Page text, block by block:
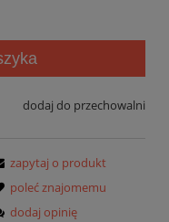
dodaj do przechowalni
zapytaj o produkt
poleć znajomemu
dodaj opinię